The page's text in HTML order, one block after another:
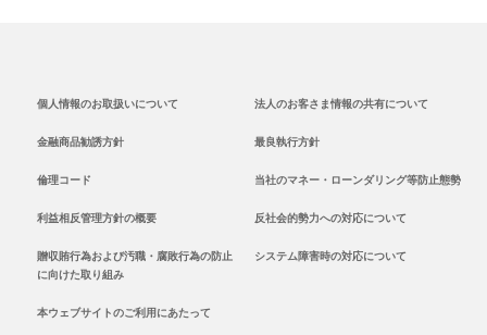
個人情報のお取扱いについて 法人のお客さま情報の共有について
金融商品勧誘方針 最良執行方針
倫理コード 当社のマネー・ローンダリング等防止態勢
利益相反管理方針の概要 反社会的勢力への対応について
贈収賄行為および汚職・腐敗行為の防止
に向けた取り組み
システム障害時の対応について
本ウェブサイトのご利用にあたって